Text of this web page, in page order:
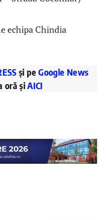
echipa Chindia
și peGoogle News
oră șiAICI